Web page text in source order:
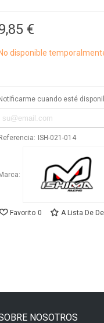
€
No disponible
Notificarme cuando esté
Referencia: ISH-021-014
Favorito 0 A Lista De
NOSOTROS